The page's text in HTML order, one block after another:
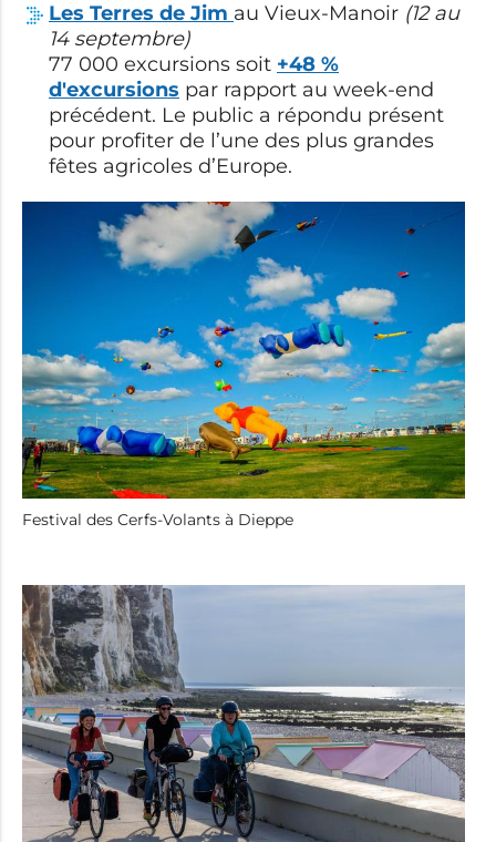
Les Terres de Jim au Vieux-Manoir (12 au
14 septembre)
77 000 excursions soit +48 %
d'excursions par rapport au week-end
précédent. Le public a répondu présent
pour profiter de l’une des plus grandes
fêtes agricoles d’Europe.
Festival des Cerfs-Volants à Dieppe